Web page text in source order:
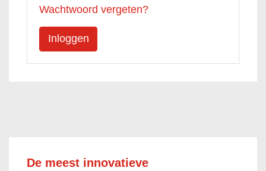
Wachtwoord vergeten?
De meest innovatieve